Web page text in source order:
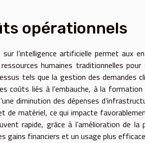
opérationnels
l’intelligence artificielle permet aux
humaines traditionnelles
tels que la gestion des demandes
coûts liés à l’embauche, à la
diminution des dépenses
de matériel, ce qui impacte
rapide, grâce à l’amélioration de
gains financiers et un usage plus